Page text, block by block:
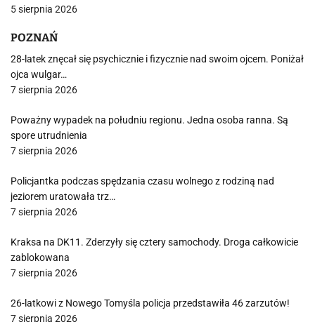
5 sierpnia 2026
POZNAŃ
28-latek znęcał się psychicznie i fizycznie nad swoim ojcem. Poniżał
ojca wulgar…
7 sierpnia 2026
Poważny wypadek na południu regionu. Jedna osoba ranna. Są
spore utrudnienia
7 sierpnia 2026
Policjantka podczas spędzania czasu wolnego z rodziną nad
jeziorem uratowała trz…
7 sierpnia 2026
Kraksa na DK11. Zderzyły się cztery samochody. Droga całkowicie
zablokowana
7 sierpnia 2026
26-latkowi z Nowego Tomyśla policja przedstawiła 46 zarzutów!
7 sierpnia 2026